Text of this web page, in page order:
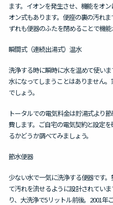
ます。イオンを発生させ、機能をオ
オン式もあります。便座の裏の汚れ
ずれも便器のふたを閉めることで機能
瞬間式（連続出湯式）温水
洗浄する時に瞬時に水を温めて使い
水になってしまうことはありません
でしょう。
トータルでの電気料金は貯湯式より
費します。ご自宅の電気契約と設定
るかどうか調べてみましょう。
節水便器
少ない水で一気に洗浄する便器です
て汚れを流せるように設計されてい
り、大洗浄で5リットル前後。2001